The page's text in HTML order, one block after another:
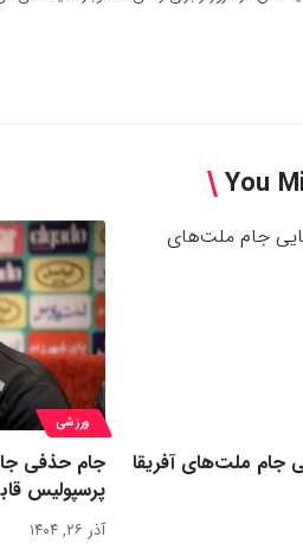
You
جام ملت‌های آفریقا
ورزشی
جام حذفی
پرسپولیس
آذر ۲۶, ۱۴۰۴